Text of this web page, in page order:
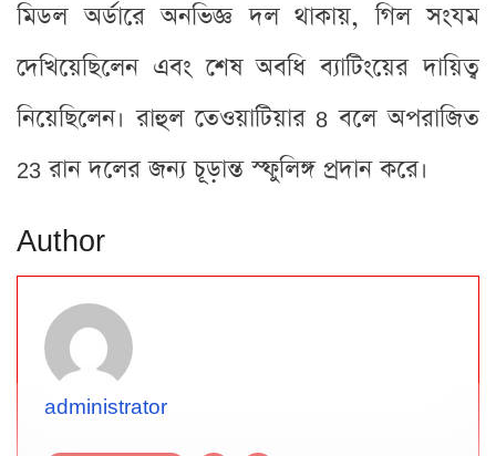
মিডল অর্ডারে অনভিজ্ঞ দল থাকায়, গিল সংযম
দেখিয়েছিলেন এবং শেষ অবধি ব্যাটিংয়ের দায়িত্ব
নিয়েছিলেন। রাহুল তেওয়াটিয়ার 8 বলে অপরাজিত
23 রান দলের জন্য চূড়ান্ত স্ফুলিঙ্গ প্রদান করে।
Author
administrator